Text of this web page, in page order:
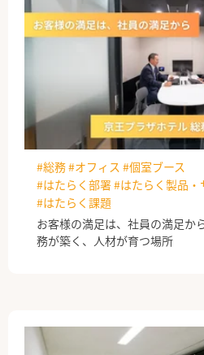
お客様の満足は、社員の満足か
務が築く、人材が育つ場所
#総務#オフィス #個室ブース
#はたらく部署#はたらく製品・
#はたらく課題